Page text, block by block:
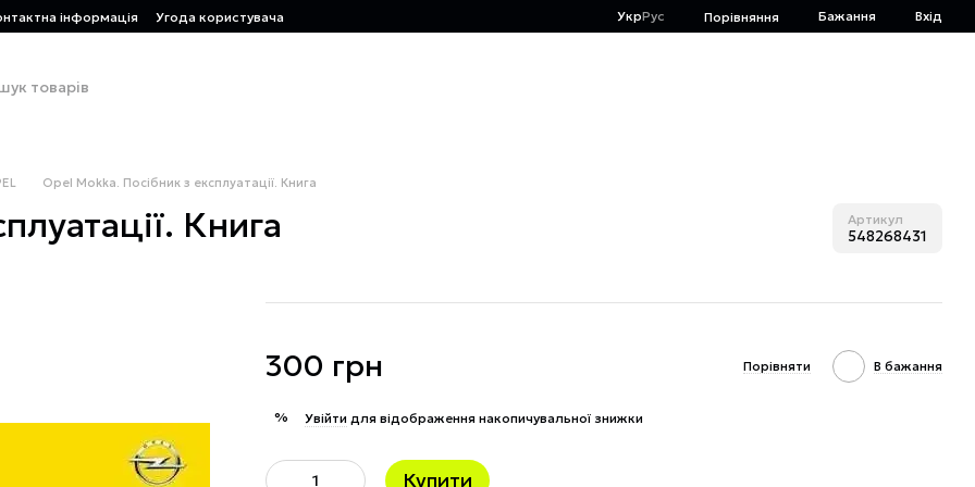
інформація Угода користувача УкрРус Порівняння Бажання Вхід
Opel Mokka. Посібник з експлуатації. Книга
Книга Артикул
548268431
300 грн Порівняти В бажання
% Увійти для відображення накопичувальної знижки
Купити